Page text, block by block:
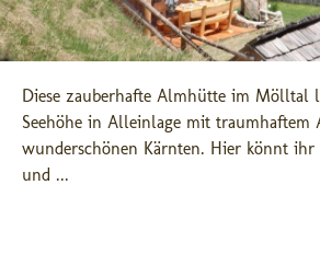
Diese zauberhafte Almhütte im Mölltal
Seehöhe in Alleinlage mit traumhaftem
wunderschönen Kärnten. Hier könnt ihr
und ...